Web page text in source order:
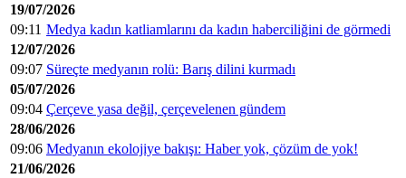
19/07/2026
09:11 Medya kadın katliamlarını da kadın haberciliğini de görmedi
12/07/2026
09:07 Süreçte medyanın rolü: Barış dilini kurmadı
05/07/2026
09:04 Çerçeve yasa değil, çerçevelenen gündem
28/06/2026
09:06 Medyanın ekolojiye bakışı: Haber yok, çözüm de yok!
21/06/2026